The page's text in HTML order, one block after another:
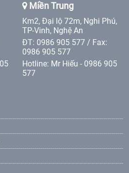
Miền Trung
Km2, Đại lộ 72m, Nghi Phú,
TP-Vinh, Nghệ An
ĐT: 0986 905 577 / Fax:
0986 905 577
Hotline: Mr Hiếu - 0986 905
577